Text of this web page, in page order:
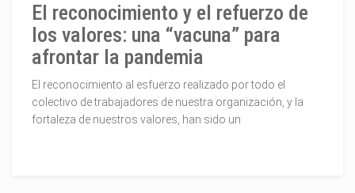
El reconocimiento y el refuerzo de
los valores: una “vacuna” para
afrontar la pandemia
El reconocimiento al esfuerzo realizado por todo el
colectivo de trabajadores de nuestra organización, y la
fortaleza de nuestros valores, han sido un